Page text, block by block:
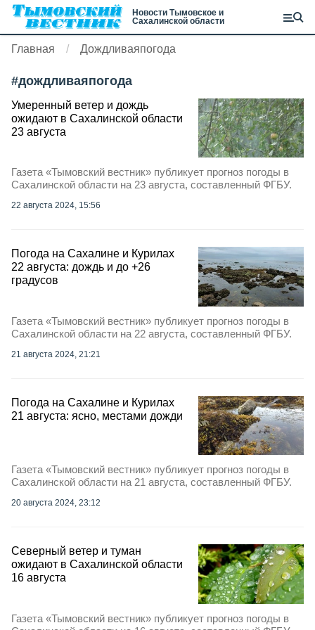
Новости Тымовское и
Сахалинской области
Главная Дождливаяпогода
#дождливаяпогода
Умеренный ветер и дождь
ожидают в Сахалинской области
23 августа
Газета «Тымовский вестник» публикует прогноз погоды в
Сахалинской области на 23 августа, составленный ФГБУ.
22 августа 2024, 15:56
Погода на Сахалине и Курилах
22 августа: дождь и до +26
градусов
Газета «Тымовский вестник» публикует прогноз погоды в
Сахалинской области на 22 августа, составленный ФГБУ.
21 августа 2024, 21:21
Погода на Сахалине и Курилах
21 августа: ясно, местами дожди
Газета «Тымовский вестник» публикует прогноз погоды в
Сахалинской области на 21 августа, составленный ФГБУ.
20 августа 2024, 23:12
Северный ветер и туман
ожидают в Сахалинской области
16 августа
Газета «Тымовский вестник» публикует прогноз погоды в